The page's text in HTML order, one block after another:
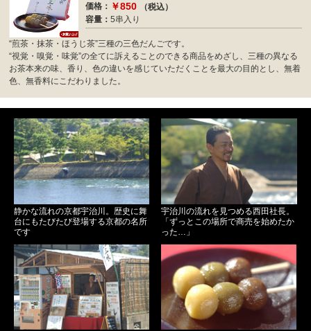
価格： ￥850
（税込）
容量：5串入り
“煎茶・抹茶・ほうじ茶”三種の三色だんごです。
“視覚・嗅覚・味覚”の全てに訴えることのできる商品をめざし、三種の異なる
お茶本来の味、香り、色の違いを感じていただくことを最大の目的とし、無着
色、無香料にこだわりました。
静かな流れの京都宇治川。歴史に舞
台にもたびたび登場する京都の名所
です
宇治川の流れを見つめる西田社長。
「ずっとこの場所で商売を始めたか
った…」